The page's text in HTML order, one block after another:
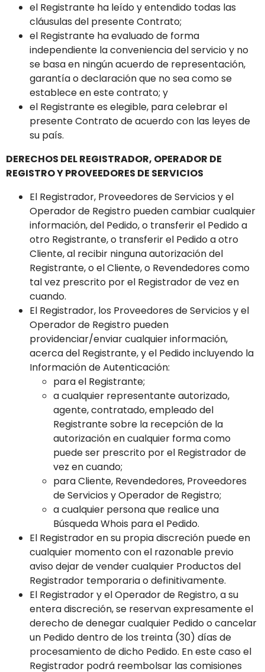
el Registrante ha leído y entendido todas las
cláusulas del presente Contrato;
el Registrante ha evaluado de forma
independiente la conveniencia del servicio y no
se basa en ningún acuerdo de representación,
garantía o declaración que no sea como se
establece en este contrato; y
el Registrante es elegible, para celebrar el
presente Contrato de acuerdo con las leyes de
su país.
DERECHOS DEL REGISTRADOR, OPERADOR DE
REGISTRO Y PROVEEDORES DE SERVICIOS
El Registrador, Proveedores de Servicios y el
Operador de Registro pueden cambiar cualquier
información, del Pedido, o transferir el Pedido a
otro Registrante, o transferir el Pedido a otro
Cliente, al recibir ninguna autorización del
Registrante, o el Cliente, o Revendedores como
tal vez prescrito por el Registrador de vez en
cuando.
El Registrador, los Proveedores de Servicios y el
Operador de Registro pueden
providenciar/enviar cualquier información,
acerca del Registrante, y el Pedido incluyendo la
Información de Autenticación:
para el Registrante;
a cualquier representante autorizado,
agente, contratado, empleado del
Registrante sobre la recepción de la
autorización en cualquier forma como
puede ser prescrito por el Registrador de
vez en cuando;
para Cliente, Revendedores, Proveedores
de Servicios y Operador de Registro;
a cualquier persona que realice una
Búsqueda Whois para el Pedido.
El Registrador en su propia discreción puede en
cualquier momento con el razonable previo
aviso dejar de vender cualquier Productos del
Registrador temporaria o definitivamente.
El Registrador y el Operador de Registro, a su
entera discreción, se reservan expresamente el
derecho de denegar cualquier Pedido o cancelar
un Pedido dentro de los treinta (30) días de
procesamiento de dicho Pedido. En este caso el
Registrador podrá reembolsar las comisiones